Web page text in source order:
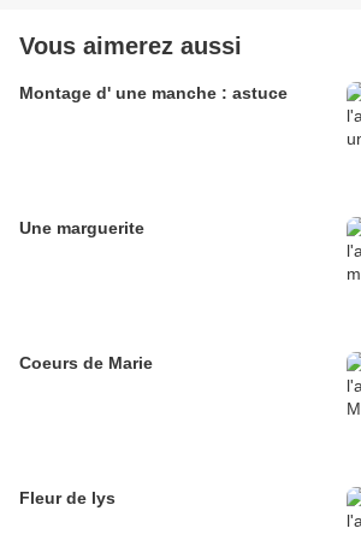
Vous aimerez aussi
Montage d' une manche : astuce
Une marguerite
Coeurs de Marie
Fleur de lys